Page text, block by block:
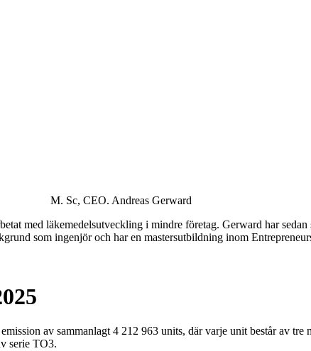
M. Sc, CEO. Andreas Gerward
med läkemedelsutveckling i mindre företag. Gerward har
som ingenjör och har en mastersutbildning inom
av sammanlagt 4 212 963 units, där varje unit består av
serie TO3.